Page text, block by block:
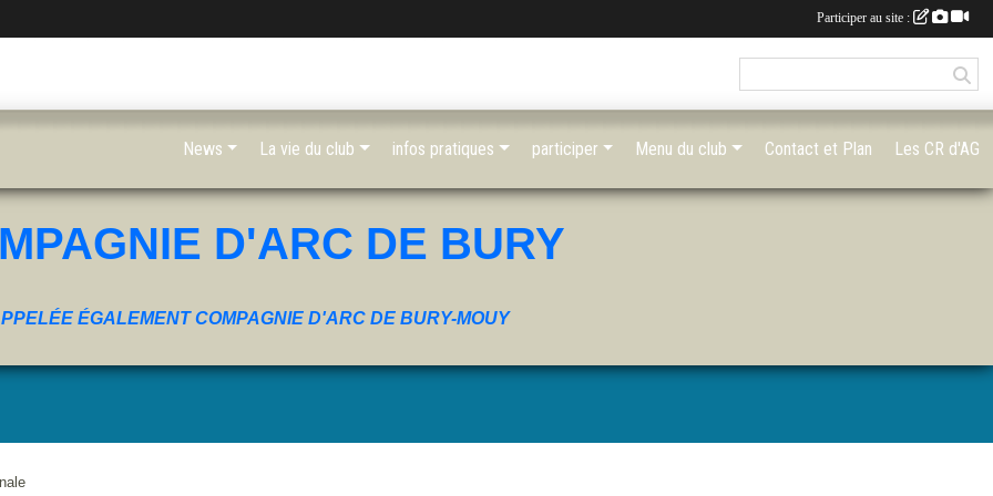
D'ARC DE BURY
ÉGALEMENT COMPAGNIE D'ARC DE BURY-MOUY
News La vie du club infos pratiques participer Menu du club Contact et Plan Les CR d'AG
Participer au site :